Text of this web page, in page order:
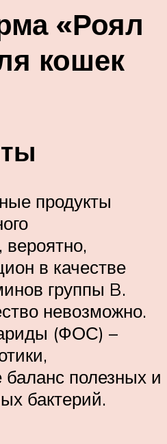
«Роял
кошек
продукты
в качестве
группы B.
невозможно.
(ФОС) –
полезных и
бактерий.